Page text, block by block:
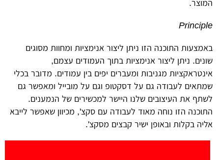
המוצר.
Principle
באמצעות התוכנה הזו ניתן ליצור אנימציות ומחוות מסוגים
שונים. ניתן ליצור אנימציות בתוך העמודים עצמם,
אינטראקציות מגניבות ומעברים יפים בין עמודים. מדובר בכלי
שמתאים לעבודה גם על דסקטופ וגם על מובייל ומאפשר גם
לשתף את העיצובים שלנו היישר למכשירים של הנמענים.
התוכנה הזו נוחה מאוד לעבודה עם סקצ', מכיוון שאפשר לייבא
אליה בקלות ובאופן ישיר קבצים מסקצ'.